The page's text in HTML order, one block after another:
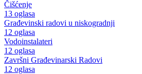
Čišćenje
13 oglasa
Građevinski radovi u niskogradnji
12 oglasa
Vodoinstalateri
12 oglasa
Završni Građevinarski Radovi
12 oglasa